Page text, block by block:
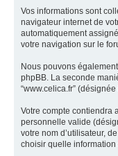
Vos informations sont
navigateur internet de
automatiquement
votre navigation sur le
Nous pouvons
phpBB. La seconde
“www.celica.fr”
Votre compte contiendra
personnelle valide
votre nom d’utilisateur,
choisir quelle information